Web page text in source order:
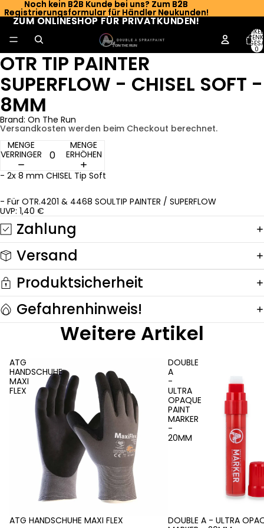
Noch kein B2B Kunde bei uns? Zum B2B
Registrierungsformular für Händler Neukunden!
Noch kein B2B Kunde bei uns? Zum B2B
Registrierungsformular für Händler Neukunden!
ZUM ONLINESHOP FÜR PRIVATKUNDEN!
ZUM ONLINESHOP FÜR PRIVATKUNDEN!
0
OTR TIP PAINTER
SUPERFLOW - CHISEL SOFT -
8MM
Brand: On The Run
Versandkosten werden beim Checkout berechnet.
MENGE
VERRINGERN
MENGE
ERHÖHEN
- 2x 8 mm CHISEL Tip Soft
- Für OTR.4201 & 4468 SOULTIP PAINTER / SUPERFLOW
UVP: 1,40 €
Zahlung
Versand
Produktsicherheit
Gefahrenhinweis!
Weitere Artikel
ATG
HANDSCHUHE
MAXI
FLEX
ATG HANDSCHUHE MAXI FLEX
DOUBLE
A
-
ULTRA
OPAQUE
PAINT
MARKER
-
20MM
DOUBLE A - ULTRA